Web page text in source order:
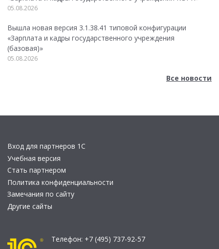
05.08.2026
Вышла новая версия 3.1.38.41 типовой конфигурации
«Зарплата и кадры государственного учреждения
(базовая)»
05.08.2026
Все новости
Вход для партнеров 1С
Учебная версия
Стать партнером
Политика конфиденциальности
Замечания по сайту
Другие сайты
Телефон: +7 (495) 737-92-57